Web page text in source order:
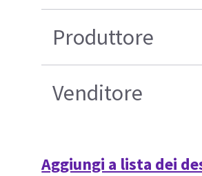
Produttore
Venditore
Aggiungi a lista dei